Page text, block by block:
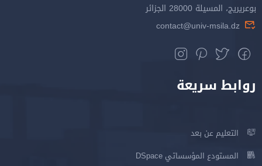
بوعريريج، المسيلة 28000 الجزائر
contact@univ-msila.dz
روابط سريعة
التعليم عن بعد
المستودع المؤسساتي DSpace